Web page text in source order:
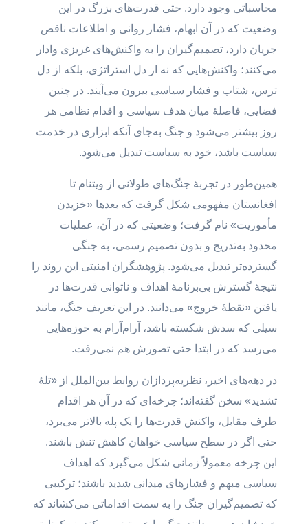
محاسباتی وجود دارد. حتی قدرت‌های بزرگ در این
وضعیت که در آن ابهام، فشار روانی و اطلاعات ناقص
جریان دارد، تصمیم‌گیران را به واکنش‌های غریزی وادار
می‌کنند؛ واکنش‌هایی که نه از دل استراتژی، بلکه از دل
ترس، شتاب و فشار سیاسی بیرون می‌آیند. در چنین
فضایی، فاصلهٔ میان هدف سیاسی و اقدام نظامی هر
روز بیشتر می‌شود و جنگ به‌جای آنکه ابزاری در خدمت
سیاست باشد، خود به سیاست تبدیل می‌شود.
همین‌طور در تجربهٔ جنگ‌های طولانی از ویتنام تا
افغانستان مفهومی شکل گرفت که بعدها «خزیدن
مأموریت» نام گرفت؛ وضعیتی که در آن، عملیات
محدود به‌تدریج و بدون تصمیم رسمی، به جنگی
گسترده‌تر تبدیل می‌شود. پژوهشگران امنیتی این روند را
نتیجهٔ گسترش بی‌برنامهٔ اهداف و ناتوانی قدرت‌ها در
یافتن «نقطهٔ خروج» می‌دانند. در این تعریف جنگ، مانند
سیلی که سدش شکسته باشد، آرام‌آرام به حوزه‌هایی
می‌رسد که در ابتدا حتی تصورش هم نمی‌رفت.
در دهه‌های اخیر، نظریه‌پردازان روابط بین‌الملل از «تلهٔ
تشدید» سخن گفته‌اند؛ چرخه‌ای که در آن هر اقدام
طرف مقابل، واکنش قدرت‌ها را یک پله بالاتر می‌برد،
حتی اگر در سطح سیاسی خواهان کاهش تنش باشند.
این چرخه معمولاً زمانی شکل می‌گیرد که اهداف
سیاسی مبهم و فشارهای میدانی شدید باشند؛ ترکیبی
که تصمیم‌گیران جنگ را به سمت اقداماتی می‌کشاند که